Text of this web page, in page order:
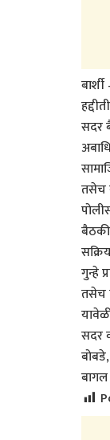
सदर
तसेच
गुन्हे
तसेच
सदर
बागल